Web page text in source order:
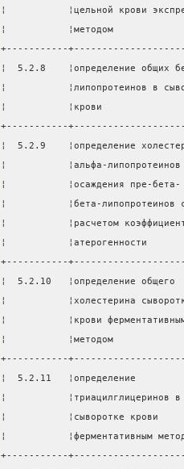
¦           ¦цельной крови
¦           ¦методом
+-----------
¦  5.2.8    ¦определение общих
¦           ¦липопротеинов
¦           ¦крови
+-----------
¦  5.2.9    ¦определение
¦           ¦альфа-
¦           ¦осаждения
¦           ¦бета-
¦           ¦расчетом
¦
+-----------
¦  5.2.10   ¦определение
¦           ¦холестерина
¦           ¦крови
¦           ¦методом
+-----------
¦  5.2.11   ¦определение
¦
¦           ¦сыворотке
¦
+-----------